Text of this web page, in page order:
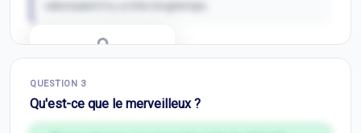
valorisaient il y a très longtemps.
QUESTION 3
Qu'est-ce que le merveilleux ?